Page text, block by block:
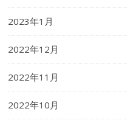
2023年1月
2022年12月
2022年11月
2022年10月